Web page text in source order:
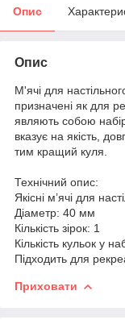
Опис
Опис
М'ячі для
призначені як для
являють собою набір
вказує на якість,
тим кращий куля.
Технічний опис:
Якісні м’ячі для
Діаметр: 40 мм
Кількість зірок: 1
Кількість кульок у
Підходить для
Приховати